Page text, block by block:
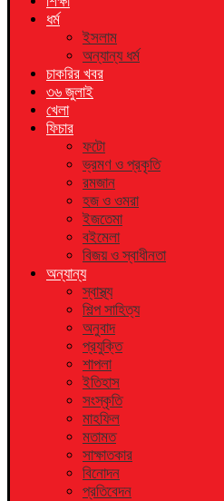
ধর্ম
ইসলাম
অন্যান্য ধর্ম
চাকরির খবর
৩৬ জুলাই
খেলা
ফিচার
ফটো
ভ্রমণ ও প্রকৃতি
রমজান
হজ ও ওমরা
ইজতেমা
বইমেলা
বিজয় ও স্বাধীনতা
অন্যান্য
স্বাস্থ্য
শিল্প সাহিত্য
অনুবাদ
প্রযুক্তি
শাপলা
ইতিহাস
সংস্কৃতি
মাহফিল
মতামত
সাক্ষাতকার
বিনোদন
প্রতিবেদন